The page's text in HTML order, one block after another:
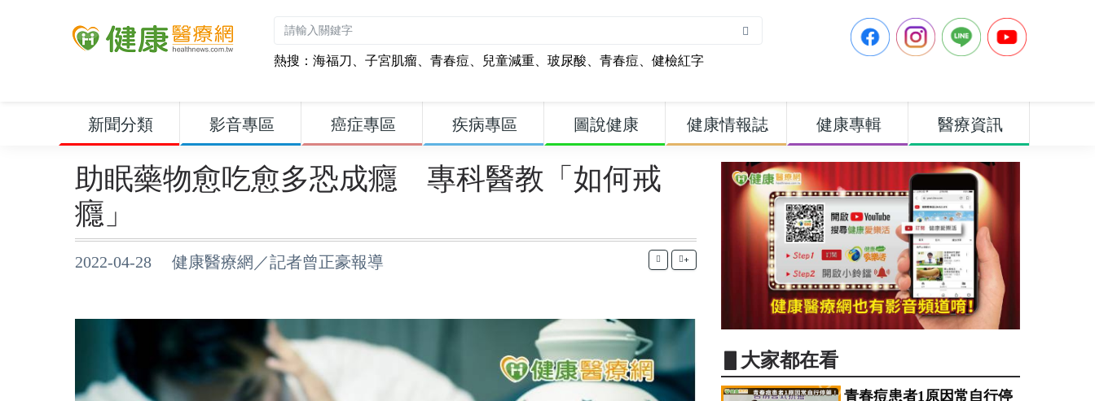
熱搜： 海福刀 、 子宮肌瘤、 青春痘、 兒童減重、 玻尿酸、 青春痘、 健檢紅字
新聞分類 影音專區 癌症專區 疾病專區 圖說健康 健康情報誌 健康專輯 醫療資訊
助眠藥物愈吃愈多恐成癮 專科醫教「如何戒
癮」
2022-04-28 健康醫療網／記者曾正豪報導 +
▋大家都在看
青春痘患者1原因常自行停